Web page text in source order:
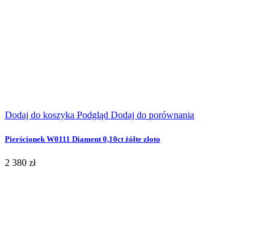
Dodaj do koszyka Podgląd Dodaj do porównania
Pierścionek W0111 Diament 0,10ct żółte złoto
2 380 zł